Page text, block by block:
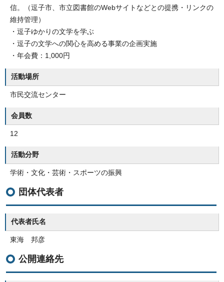
信。（逗子市、市立図書館のWebサイトなどとの提携・リンクの
維持管理）
・逗子ゆかりの文学を学ぶ
・逗子の文学への関心を高める事業の企画実施
・年会費：1,000円
活動場所
市民交流センター
会員数
12
活動分野
学術・文化・芸術・スポーツの振興
団体代表者
代表者氏名
東海 邦彦
公開連絡先